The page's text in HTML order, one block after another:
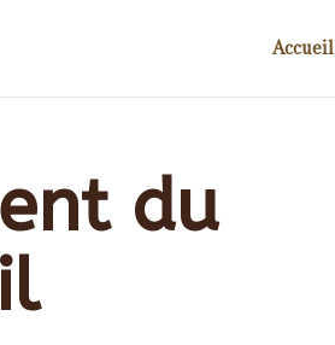
Accueil
du